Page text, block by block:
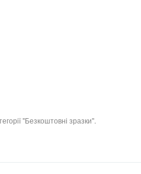
"Безкоштовні зразки".